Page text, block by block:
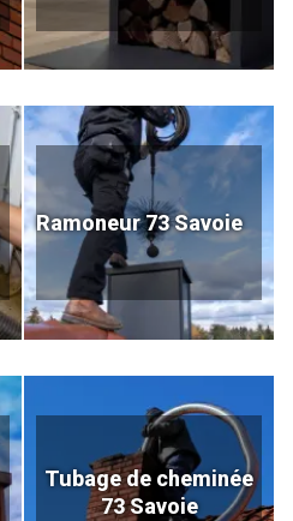
Ramoneur 73 Savoie
Tubage de cheminée
73 Savoie